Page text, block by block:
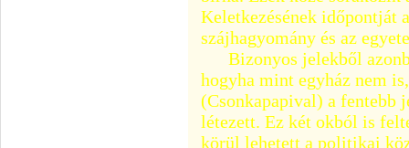
Keletkezésének időpontját
szájhagyomány és az
Bizonyos jelekből
hogyha mint egyház nem
(Csonkapapival) a fentebb
létezett. Ez két okból is
körül lehetett a politikai